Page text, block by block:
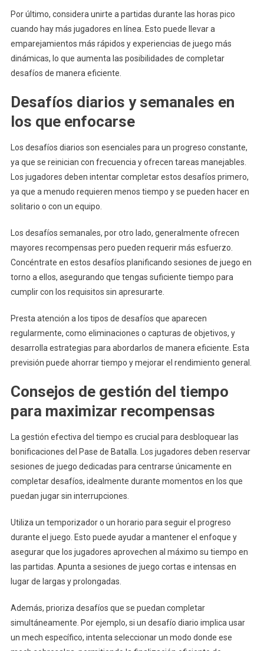
Por último, considera unirte a partidas durante las horas pico
cuando hay más jugadores en línea. Esto puede llevar a
emparejamientos más rápidos y experiencias de juego más
dinámicas, lo que aumenta las posibilidades de completar
desafíos de manera eficiente.
Desafíos diarios y semanales en
los que enfocarse
Los desafíos diarios son esenciales para un progreso constante,
ya que se reinician con frecuencia y ofrecen tareas manejables.
Los jugadores deben intentar completar estos desafíos primero,
ya que a menudo requieren menos tiempo y se pueden hacer en
solitario o con un equipo.
Los desafíos semanales, por otro lado, generalmente ofrecen
mayores recompensas pero pueden requerir más esfuerzo.
Concéntrate en estos desafíos planificando sesiones de juego en
torno a ellos, asegurando que tengas suficiente tiempo para
cumplir con los requisitos sin apresurarte.
Presta atención a los tipos de desafíos que aparecen
regularmente, como eliminaciones o capturas de objetivos, y
desarrolla estrategias para abordarlos de manera eficiente. Esta
previsión puede ahorrar tiempo y mejorar el rendimiento general.
Consejos de gestión del tiempo
para maximizar recompensas
La gestión efectiva del tiempo es crucial para desbloquear las
bonificaciones del Pase de Batalla. Los jugadores deben reservar
sesiones de juego dedicadas para centrarse únicamente en
completar desafíos, idealmente durante momentos en los que
puedan jugar sin interrupciones.
Utiliza un temporizador o un horario para seguir el progreso
durante el juego. Esto puede ayudar a mantener el enfoque y
asegurar que los jugadores aprovechen al máximo su tiempo en
las partidas. Apunta a sesiones de juego cortas e intensas en
lugar de largas y prolongadas.
Además, prioriza desafíos que se puedan completar
simultáneamente. Por ejemplo, si un desafío diario implica usar
un mech específico, intenta seleccionar un modo donde ese